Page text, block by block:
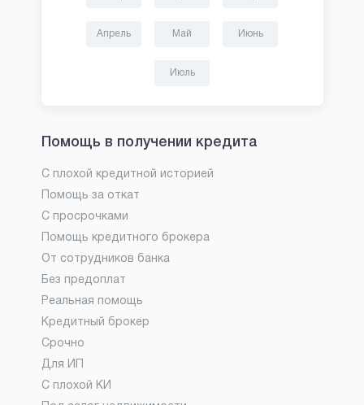
Апрель Май Июнь
Июль
Помощь в получении кредита
С плохой кредитной историей
Помощь за откат
С просрочками
Помощь кредитного брокера
От сотрудников банка
Без предоплат
Реальная помощь
Кредитный брокер
Срочно
Для ИП
С плохой КИ